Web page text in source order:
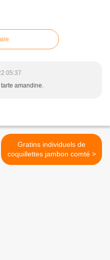
05:37
amandine.
Gratins individuels de
coquillettes jambon comté >